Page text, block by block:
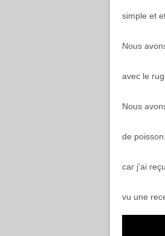
simple et
Nous
avec le
Nous
de
car j'ai
vu une